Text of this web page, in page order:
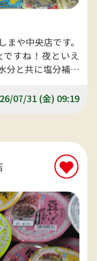
まや中央店です。
すね！夜といえ
分と共に塩分補給
07/31 (金) 09:19